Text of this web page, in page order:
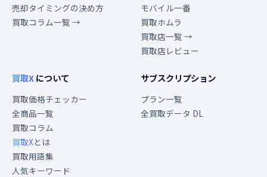
売却タイミングの決め方
買取コラム一覧 →
モバイル一番
買取ホムラ
買取店一覧 →
買取店レビュー
買取Xについて
買取価格チェッカー
全商品一覧
買取コラム
買取Xとは
買取用語集
人気キーワード
サブスクリプション
プラン一覧
全買取データ DL